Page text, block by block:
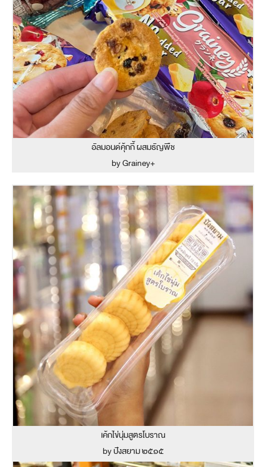
อัลมอนด์คุ้กกี้ ผสมธัญพืช
by Grainey+
เค้กไข่นุ่มสูตรโบราณ
by ปังสยาม ๒๕๑๕